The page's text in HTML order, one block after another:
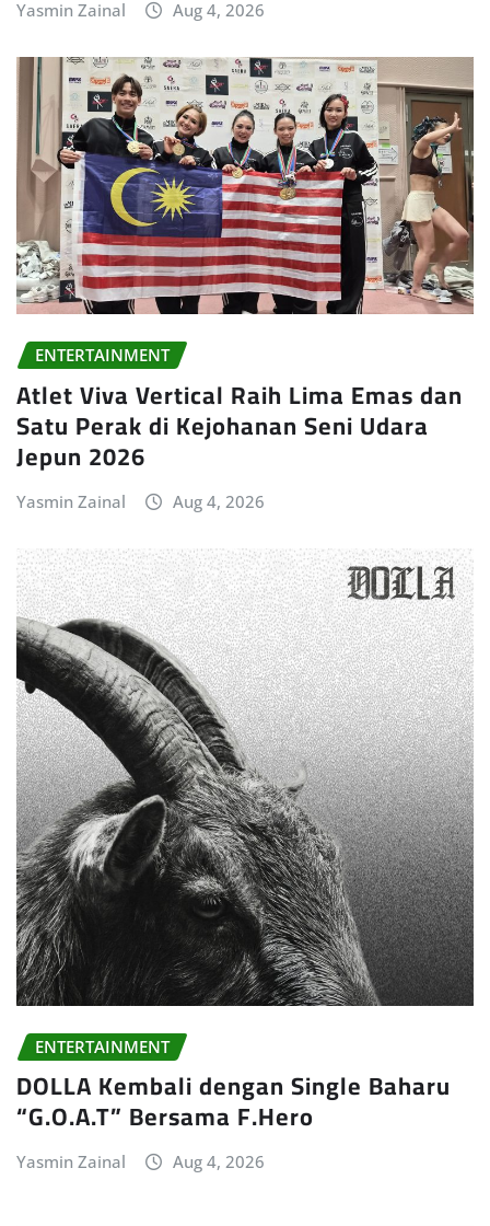
Yasmin Zainal Aug 4, 2026
ENTERTAINMENT
Atlet Viva Vertical Raih Lima Emas dan
Satu Perak di Kejohanan Seni Udara
Jepun 2026
Yasmin Zainal Aug 4, 2026
ENTERTAINMENT
DOLLA Kembali dengan Single Baharu
“G.O.A.T” Bersama F.Hero
Yasmin Zainal Aug 4, 2026